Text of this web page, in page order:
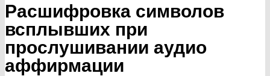
Расшифровка символов
всплывших при
прослушивании аудио
аффирмации